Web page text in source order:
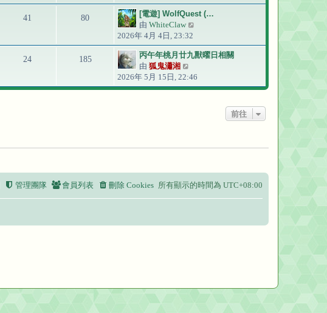
最
後
發
表
41 80
[電遊] WolfQuest (…
由 WhiteClaw
最
後
表
2026年 4月 4日, 23:32
24 185
丙午年桃月廿九獸曜日相關
由 狐鬼瀟湘
視
最
2026年 5月 15日, 22:46
前往
所有顯示的時間為 UTC+08:00
刪除 Cookies
會員列表
管理團隊